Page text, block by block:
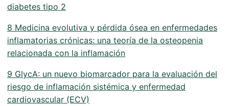
diabetes tipo 2
8 Medicina evolutiva y pérdida ósea en enfermedades
inflamatorias crónicas: una teoría de la osteopenia
relacionada con la inflamación
9 GlycA: un nuevo biomarcador para la evaluación del
riesgo de inflamación sistémica y enfermedad
cardiovascular (ECV)